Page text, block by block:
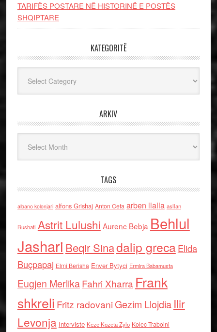
TARIFËS POSTARE NË HISTORINË E POSTËS
SHQIPTARE
KATEGORITË
ARKIV
TAGS
albano kolonjari alfons Grishaj Anton Cefa arben llalla asllan
Bushati Astrit Lulushi Aurenc Bebja Behlul
Jashari Beqir Sinadalip grecaElida
Buçpapaj Elmi Berisha Enver Bytyci Ermira Babamusta
Eugjen MerlikaFahri Xharra Frank
shkreli Fritz radovaniGezim Llojdia Ilir
Levonja Interviste Keze Kozeta Zylo Kolec Traboini